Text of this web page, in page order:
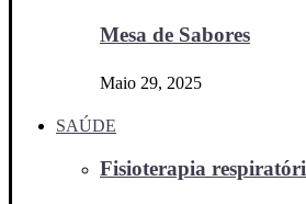
Mesa de Sabores
Maio 29, 2025
SAÚDE
Fisioterapia